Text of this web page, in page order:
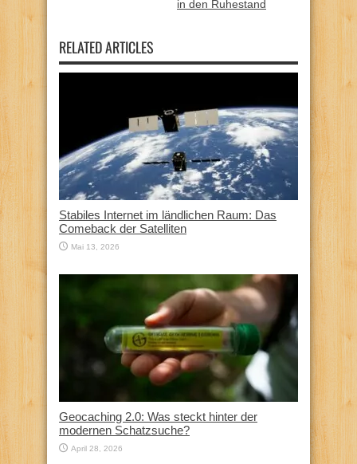
in den Ruhestand
RELATED ARTICLES
Stabiles Internet im ländlichen Raum: Das
Comeback der Satelliten
Mai 13, 2026
Geocaching 2.0: Was steckt hinter der
modernen Schatzsuche?
April 28, 2026